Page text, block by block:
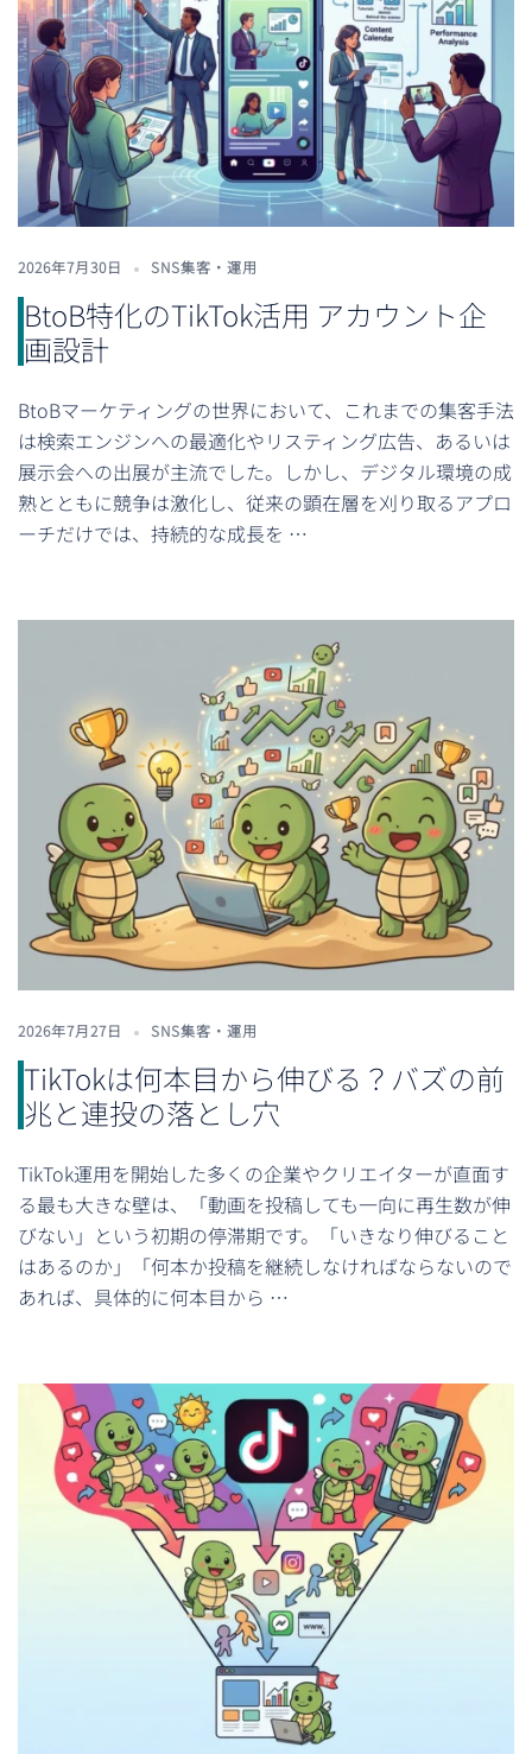
2026年7月30日 SNS集客・運用
BtoB特化のTikTok活用 アカウント企
画設計
BtoBマーケティングの世界において、これまでの集客手法
は検索エンジンへの最適化やリスティング広告、あるいは
展示会への出展が主流でした。しかし、デジタル環境の成
熟とともに競争は激化し、従来の顕在層を刈り取るアプロ
ーチだけでは、持続的な成長を …
2026年7月27日 SNS集客・運用
TikTokは何本目から伸びる？バズの前
兆と連投の落とし穴
TikTok運用を開始した多くの企業やクリエイターが直面す
る最も大きな壁は、「動画を投稿しても一向に再生数が伸
びない」という初期の停滞期です。「いきなり伸びること
はあるのか」「何本か投稿を継続しなければならないので
あれば、具体的に何本目から …